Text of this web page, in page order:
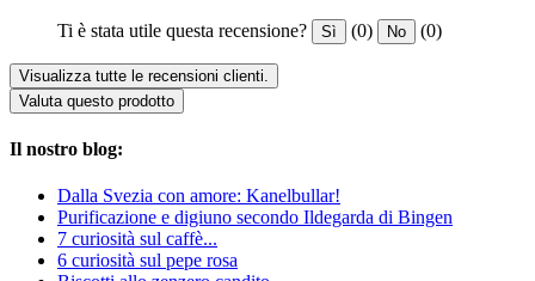
Ti è stata utile questa recensione? Sì (0) No (0)
Visualizza tutte le recensioni clienti.
Valuta questo prodotto
Il nostro blog:
Dalla Svezia con amore: Kanelbullar!
Purificazione e digiuno secondo Ildegarda di Bingen
7 curiosità sul caffè...
6 curiosità sul pepe rosa